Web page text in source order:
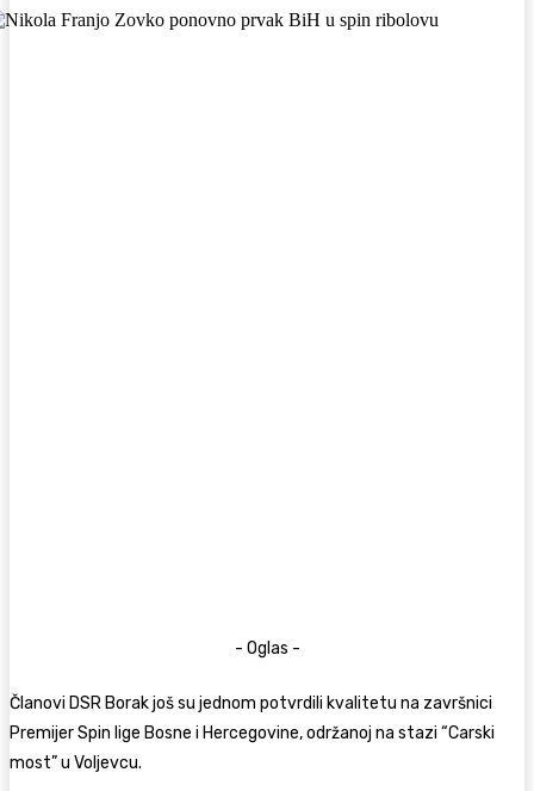
- Oglas -
Članovi DSR Borak još su jednom potvrdili kvalitetu na završnici
Premijer Spin lige Bosne i Hercegovine, održanoj na stazi “Carski
most” u Voljevcu.